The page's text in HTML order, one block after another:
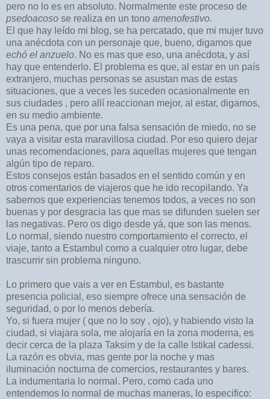
pero no lo es en absoluto. Normalmente este proceso de
psedoacoso se realiza en un tono amenofestivo.
El que hay leído mi blog, se ha percatado, que mi mujer tuvo
una anécdota con un personaje que, bueno, digamos que
echó el anzuelo. No es mas que eso, una anécdota, y así
hay que entenderlo. El problema es que, al estar en un país
extranjero, muchas personas se asustan mas de estas
situaciones, que a veces les suceden ocasionalmente en
sus ciudades , pero allí reaccionan mejor, al estar, digamos,
en su medio ambiente.
Es una pena, que por una falsa sensación de miedo, no se
vaya a visitar esta maravillosa ciudad. Por eso quiero dejar
unas recomendaciones, para aquellas mujeres que tengan
algún tipo de reparo.
Estos consejos están basados en el sentido común y en
otros comentarios de viajeros que he ido recopilando. Ya
sabemos que experiencias tenemos todos, a veces no son
buenas y por desgracia las que mas se difunden suelen ser
las negativas. Pero os digo desde yá, que son las menos.
Lo normal, siendo nuestro comportamiento el correcto, el
viaje, tanto a Estambul como a cualquier otro lugar, debe
trascurrir sin problema ninguno.
Lo primero que vais a ver en Estambul, es bastante
presencia policial, eso siempre ofrece una sensación de
seguridad, o por lo menos debería.
Yo, si fuera mujer ( que no lo soy , ojo), y habiendo visto la
ciudad, si viajara sola, me alojaría en la zona moderna, es
decir cerca de la plaza Taksim y de la calle Istikal cadessi.
La razón es obvia, mas gente por la noche y mas
iluminación nocturna de comercios, restaurantes y bares.
La indumentaria lo normal. Pero, como cada uno
entendemos lo normal de muchas maneras, lo especifico: